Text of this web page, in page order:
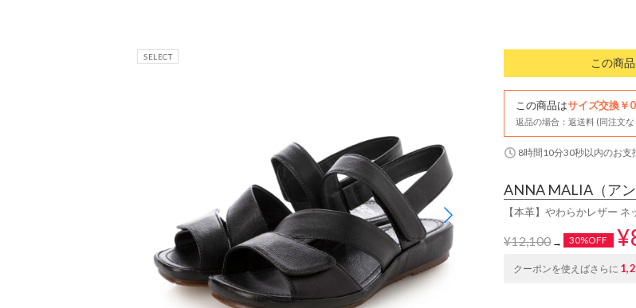
この商
この商品はサイズ交換￥
返品の場合：返送料 (同注文
8時間10分29秒以内のお支
ANNA MALIA （ア
【本革】やわらかレザー
¥12,100→ 30%OFF
クーポンを使えばさらに